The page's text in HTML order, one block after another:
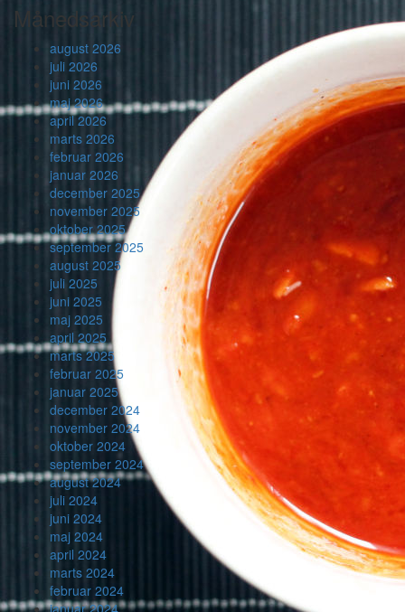
Månedsarkiv
august 2026
juli 2026
juni 2026
maj 2026
april 2026
marts 2026
februar 2026
januar 2026
december 2025
november 2025
oktober 2025
september 2025
august 2025
juli 2025
juni 2025
maj 2025
april 2025
marts 2025
februar 2025
januar 2025
december 2024
november 2024
oktober 2024
september 2024
august 2024
juli 2024
juni 2024
maj 2024
april 2024
marts 2024
februar 2024
januar 2024